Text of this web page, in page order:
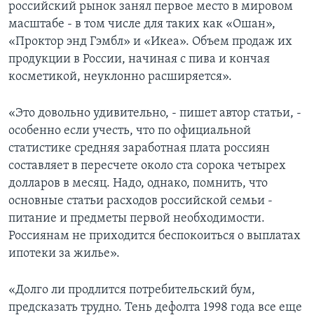
российский рынок занял первое место в мировом
масштабе - в том числе для таких как «Ошан»,
«Проктор энд Гэмбл» и «Икеа». Объем продаж их
продукции в России, начиная с пива и кончая
косметикой, неуклонно расширяется».
«Это довольно удивительно, - пишет автор статьи, -
особенно если учесть, что по официальной
статистике средняя заработная плата россиян
составляет в пересчете около ста сорока четырех
долларов в месяц. Надо, однако, помнить, что
основные статьи расходов российской семьи -
питание и предметы первой необходимости.
Россиянам не приходится беспокоиться о выплатах
ипотеки за жилье».
«Долго ли продлится потребительский бум,
предсказать трудно. Тень дефолта 1998 года все еще